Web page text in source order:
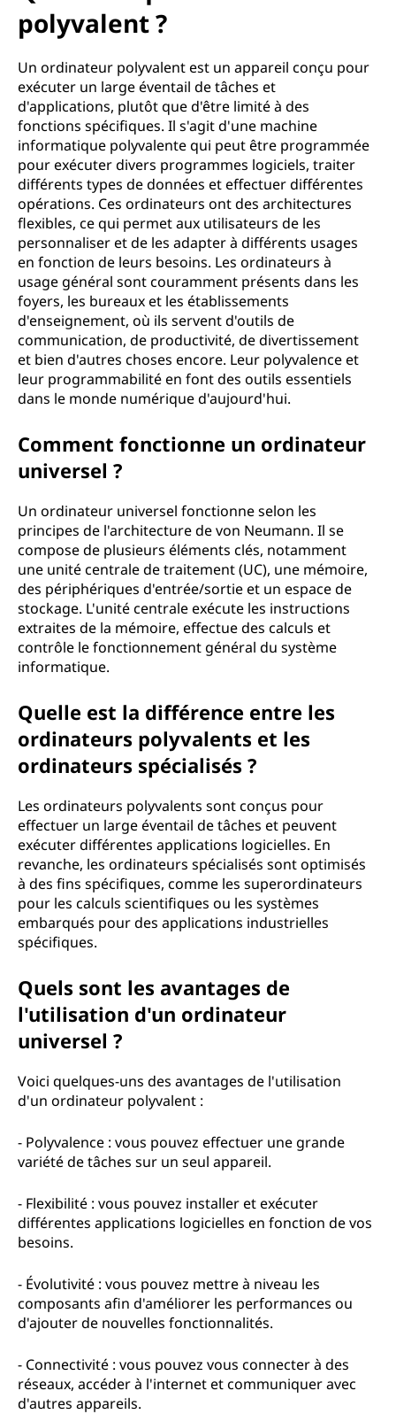
u
n
n
n
polyvalent ?
Un ordinateur polyvalent est un appareil conçu pour
exécuter un large éventail de tâches et
d'applications, plutôt que d'être limité à des
fonctions spécifiques. Il s'agit d'une machine
informatique polyvalente qui peut être programmée
pour exécuter divers programmes logiciels, traiter
différents types de données et effectuer différentes
opérations. Ces ordinateurs ont des architectures
flexibles, ce qui permet aux utilisateurs de les
personnaliser et de les adapter à différents usages
en fonction de leurs besoins. Les ordinateurs à
usage général sont couramment présents dans les
foyers, les bureaux et les établissements
d'enseignement, où ils servent d'outils de
communication, de productivité, de divertissement
et bien d'autres choses encore. Leur polyvalence et
leur programmabilité en font des outils essentiels
dans le monde numérique d'aujourd'hui.
Comment fonctionne un ordinateur
universel ?
Un ordinateur universel fonctionne selon les
principes de l'architecture de von Neumann. Il se
compose de plusieurs éléments clés, notamment
une unité centrale de traitement (UC), une mémoire,
des périphériques d'entrée/sortie et un espace de
stockage. L'unité centrale exécute les instructions
extraites de la mémoire, effectue des calculs et
contrôle le fonctionnement général du système
informatique.
Quelle est la différence entre les
ordinateurs polyvalents et les
ordinateurs spécialisés ?
Les ordinateurs polyvalents sont conçus pour
effectuer un large éventail de tâches et peuvent
exécuter différentes applications logicielles. En
revanche, les ordinateurs spécialisés sont optimisés
à des fins spécifiques, comme les superordinateurs
pour les calculs scientifiques ou les systèmes
embarqués pour des applications industrielles
spécifiques.
Quels sont les avantages de
l'utilisation d'un ordinateur
universel ?
Voici quelques-uns des avantages de l'utilisation
d'un ordinateur polyvalent :
- Polyvalence : vous pouvez effectuer une grande
variété de tâches sur un seul appareil.
- Flexibilité : vous pouvez installer et exécuter
différentes applications logicielles en fonction de vos
besoins.
- Évolutivité : vous pouvez mettre à niveau les
composants afin d'améliorer les performances ou
d'ajouter de nouvelles fonctionnalités.
- Connectivité : vous pouvez vous connecter à des
réseaux, accéder à l'internet et communiquer avec
d'autres appareils.